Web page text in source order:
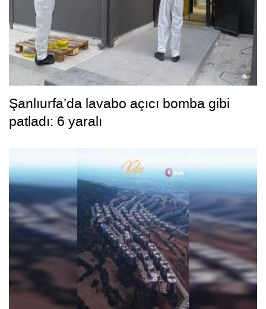
Şanlıurfa’da lavabo açıcı bomba gibi
patladı: 6 yaralı